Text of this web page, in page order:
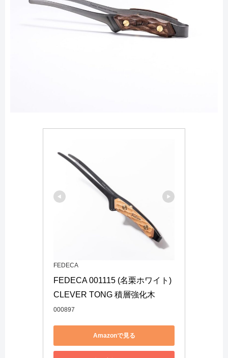
FEDECA
FEDECA 001115 (名栗ホワイト)
CLEVER TONG 積層強化木
000897
Amazonで見る